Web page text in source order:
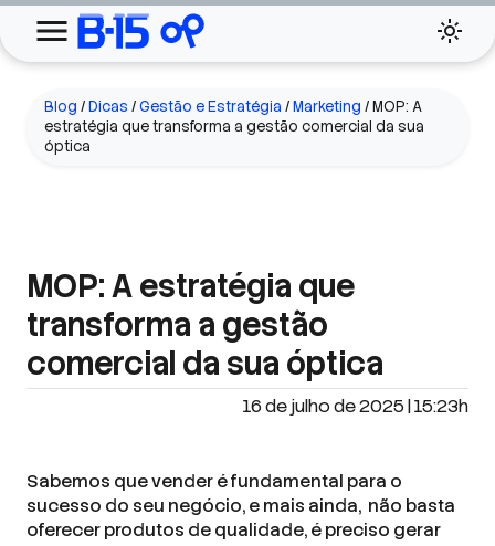
Blog /Dicas /Gestão e Estratégia /Marketing /MOP: A
estratégia que transforma a gestão comercial da sua
óptica
MOP: A estratégia que
transforma a gestão
comercial da sua óptica
16 de julho de 2025 | 15:23h
Sabemos que vender é fundamental para o
sucesso do seu negócio, e mais ainda, não basta
oferecer produtos de qualidade, é preciso gerar